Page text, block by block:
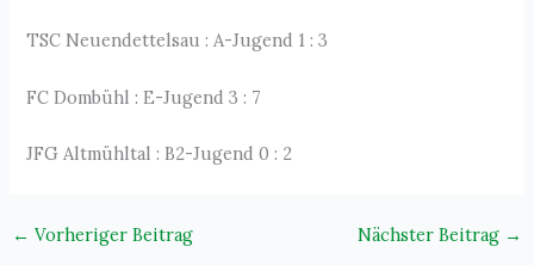
TSC Neuendettelsau : A-Jugend 1 : 3
FC Dombühl : E-Jugend 3 : 7
JFG Altmühltal : B2-Jugend 0 : 2
← Vorheriger Beitrag Nächster Beitrag →